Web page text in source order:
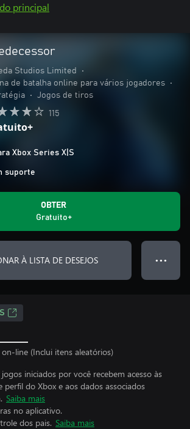
principal
Studios Limited
•
de batalha online para vários jogadores
•
• Jogos de tiros
115
Xbox Series X|S
suporte
OBTER
Gratuito+
À LISTA DE DESEJOS ● ● ●
line (Inclui itens aleatórios)
iniciados por você recebem acesso às
perfil do Xbox e aos dados associados
Saiba mais
no aplicativo.
dos pais. Saiba mais